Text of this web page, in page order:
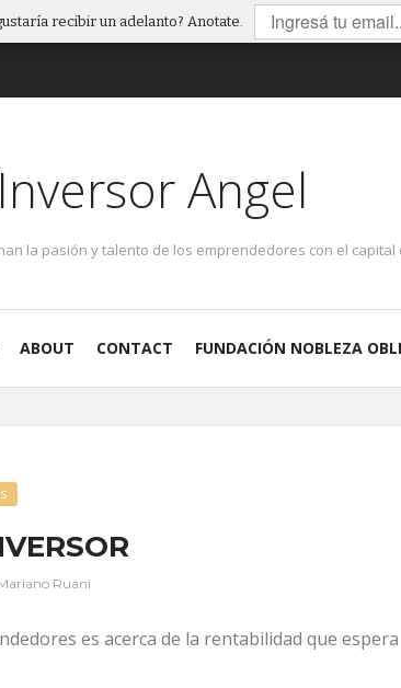
recibir un adelanto? Anotate.
Inversor Angel
la pasión y talento de los emprendedores con el
ABOUT CONTACT FUNDACIÓN NOBLEZA
Ruani
es acerca de la rentabilidad que espera